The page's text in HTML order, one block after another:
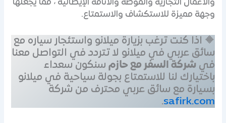
والأعمال التجارية والموضة والأناقة الإيطالية ، مما يجعلها
وجهة مميزة للاستكشاف والاستمتاع.
🔶 اذا كنت ترغب بزيارة ميلانو واستئجار سياره مع
سائق عربي في ميلانو لا تتردد في التواصل معنا
في شركة السفر مع حازم سنكون سعداء
باختيارك لنا للاستمتاع بجولة سياحية في ميلانو
بسيارة مع سائق عربي محترف من شركة
safirk.com
.